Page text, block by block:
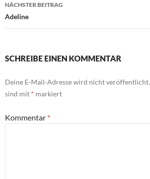
NÄCHSTER BEITRAG
Adeline
SCHREIBE EINEN KOMMENTAR
Deine E-Mail-Adresse wird nicht veröffentlicht.
sind mit * markiert
Kommentar *